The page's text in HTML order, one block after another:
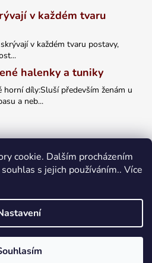
cookie. Dalším procházením
s jejich používáním.. Více
v každém tvaru
v každém tvaru postavy,
halenky a tuniky
díly:Sluší především ženám u
a neb...
. Všechna práva vyhrazena.